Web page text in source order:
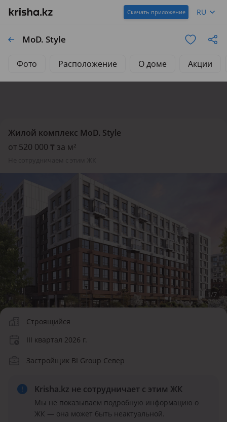
Скачать приложение RU
MoD. Style
Фото Расположение О доме Акции
Жилой комплекс MoD. Style
от 520 000 ₸ за м²
1/7
Строящийся
III квартал 2026 г.
Застройщик BI Group Север
Krisha.kz не сотрудничает с этим ЖК
Мы не показываем подробную информацию о
ЖК — она может быть неактуальной.